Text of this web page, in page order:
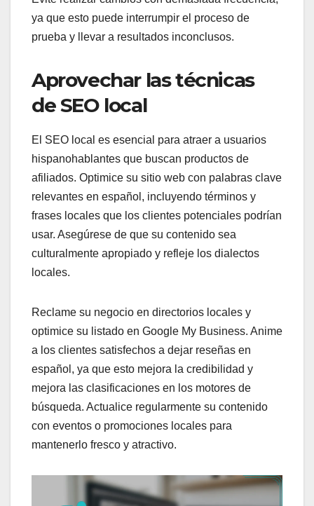
ya que esto puede interrumpir el proceso de
prueba y llevar a resultados inconclusos.
Aprovechar las técnicas
de SEO local
El SEO local es esencial para atraer a usuarios
hispanohablantes que buscan productos de
afiliados. Optimice su sitio web con palabras clave
relevantes en español, incluyendo términos y
frases locales que los clientes potenciales podrían
usar. Asegúrese de que su contenido sea
culturalmente apropiado y refleje los dialectos
locales.
Reclame su negocio en directorios locales y
optimice su listado en Google My Business. Anime
a los clientes satisfechos a dejar reseñas en
español, ya que esto mejora la credibilidad y
mejora las clasificaciones en los motores de
búsqueda. Actualice regularmente su contenido
con eventos o promociones locales para
mantenerlo fresco y atractivo.